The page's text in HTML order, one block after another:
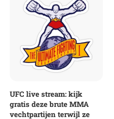
UFC live stream: kijk
gratis deze brute MMA
vechtpartijen terwijl ze